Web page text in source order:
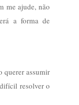
me ajude, não
a forma de
querer assumir
resolver o